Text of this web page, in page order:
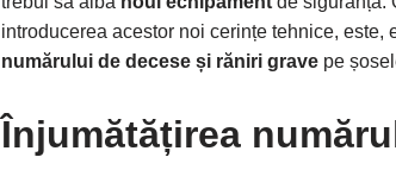
introducerea acestor noi cerințe tehnice, este,
numărului de decese și răniri grave pe
Înjumătățirea